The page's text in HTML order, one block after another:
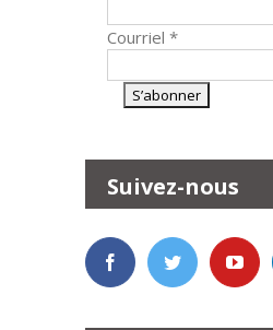
Courriel *
Suivez-nous